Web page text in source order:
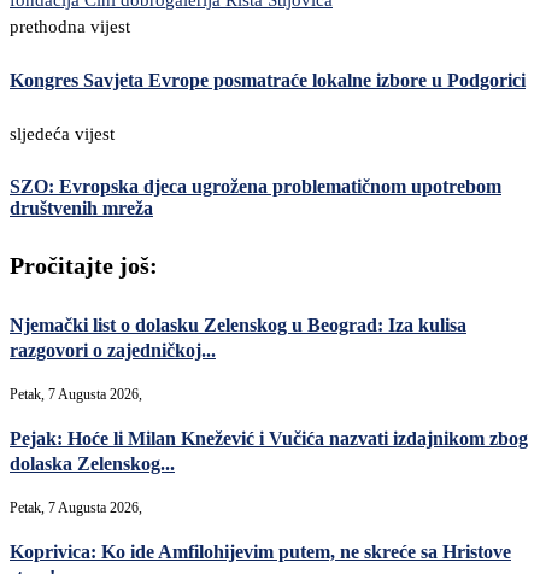
prethodna vijest
Kongres Savjeta Evrope posmatraće lokalne izbore u Podgorici
sljedeća vijest
SZO: Evropska djeca ugrožena problematičnom upotrebom
društvenih mreža
Pročitajte još:
Njemački list o dolasku Zelenskog u Beograd: Iza kulisa
razgovori o zajedničkoj...
Petak, 7 Augusta 2026,
Pejak: Hoće li Milan Knežević i Vučića nazvati izdajnikom zbog
dolaska Zelenskog...
Petak, 7 Augusta 2026,
Koprivica: Ko ide Amfilohijevim putem, ne skreće sa Hristove